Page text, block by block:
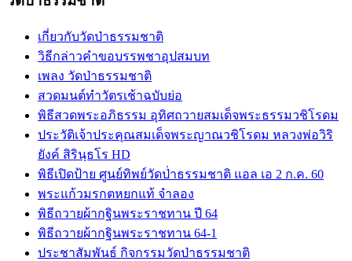
เกี่ยวกับวัดป่าธรรมชาติ
วิธีกล่าวคำขอบรรพชาอุปสมบท
เพลง วัดป่าธรรมชาติ
สวดมนต์ทำวัตรเช้าฉบับย่อ
พิธีสวดพระอภิธรรม อุทิศถวายสมเด็จพระธรรมวชิโรดม
ประวัติเจ้าประคุณสมเด็จพระญาณวชิโรดม หลวงพ่อวิริ
ยังค์ สิรินฺธโร HD
พิธีเปิดป้าย ศูนย์ทิพย์วัดป่่าธรรมชาติ แอล เอ 2 ก.ค. 60
พระแก้วมรกตหยกแท้ จำลอง
พิธีถวายผ้ากฐินพระราชทาน ปี 64
พิธีถวายผ้ากฐินพระราชทาน 64-1
ประชาสัมพันธ์ กิจกรรมวัดป่าธรรมชาติ